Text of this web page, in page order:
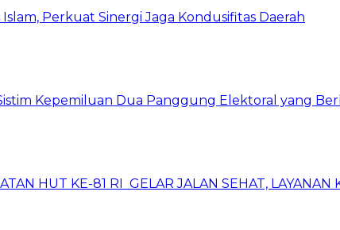
Perkuat Sinergi Jaga Kondusifitas Daerah
Kepemiluan Dua Panggung Elektoral yang
HUT KE-81 RI GELAR JALAN SEHAT,